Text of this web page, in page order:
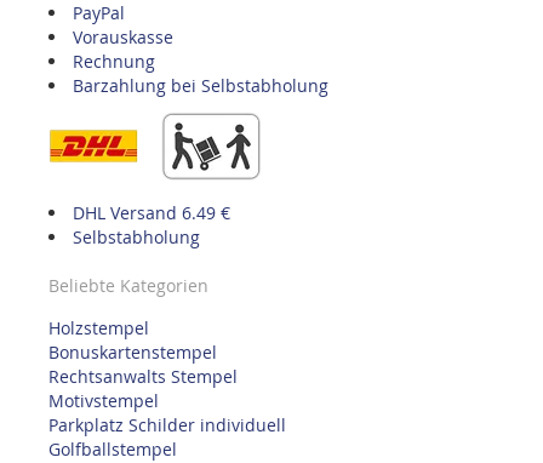
PayPal
Vorauskasse
Rechnung
Barzahlung bei Selbstabholung
DHL Versand 6.49 €
Selbstabholung
Beliebte Kategorien
Holzstempel
Bonuskartenstempel
Rechtsanwalts Stempel
Motivstempel
Parkplatz Schilder individuell
Golfballstempel